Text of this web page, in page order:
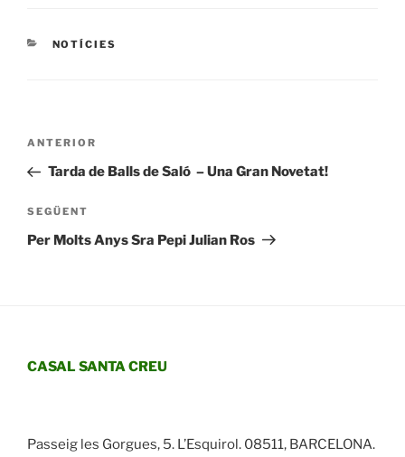
CATEGORIES
NOTÍCIES
Navegació
Entrada
anterior
ANTERIOR
Tarda de Balls de Saló – Una Gran Novetat!
Entrada
següent
SEGÜENT
Per Molts Anys Sra Pepi Julian Ros
CASAL SANTA CREU
Passeig les Gorgues, 5. L’Esquirol. 08511, BARCELONA.